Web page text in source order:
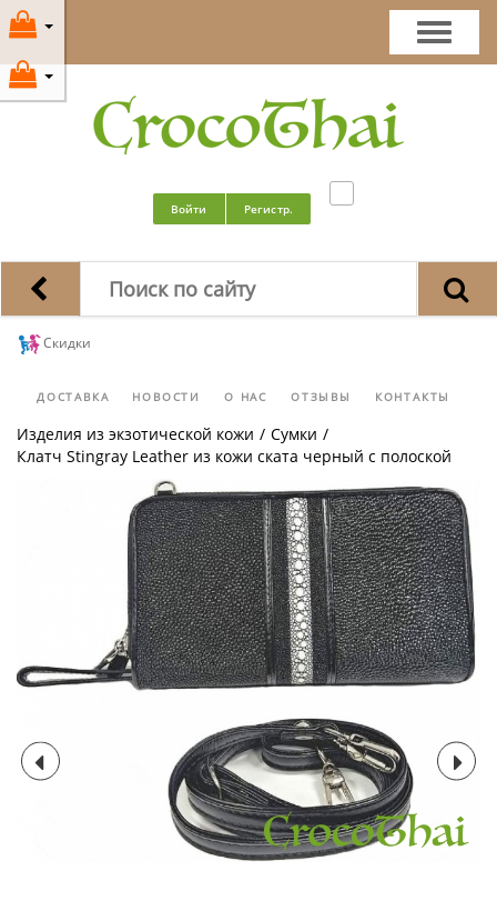
Войти Регистр.
Скидки
ДОСТАВКА НОВОСТИ О НАС ОТЗЫВЫ КОНТАКТЫ
Изделия из экзотической кожи / Сумки /
Клатч Stingray Leather из кожи ската черный с полоской